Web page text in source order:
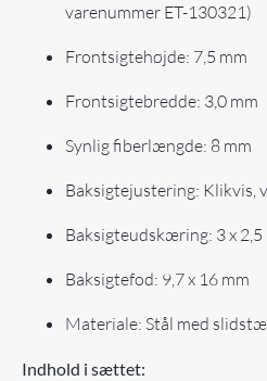
varenummer ET-130321)
Frontsigtehøjde: 7,5 mm
Frontsigtebredde: 3,0 mm
Synlig fiberlængde: 8 mm
Baksigtejustering: Klikvis,
Baksigteudskæring: 3 x 2,5
Baksigtefod: 9,7 x 16 mm
Materiale: Stål med
Indhold i sættet: